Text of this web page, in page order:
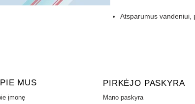
Atsparumus vandeniui,
MUS
įmonę
PIRKĖJO PASKYRA
Mano paskyra